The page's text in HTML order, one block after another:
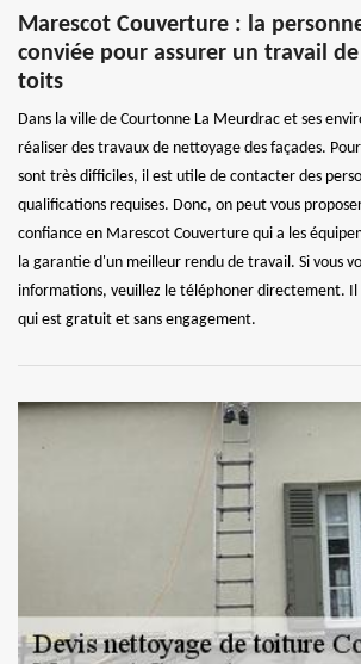
Marescot Couverture : la
conviée pour assurer un travail
toits
Dans la ville de Courtonne La Meurdrac et ses
réaliser des travaux de nettoyage des façades.
sont très difficiles, il est utile de contacter des
qualifications requises. Donc, on peut vous
confiance en Marescot Couverture qui a les
la garantie d'un meilleur rendu de travail. Si vous
informations, veuillez le téléphoner directement. Il
qui est gratuit et sans engagement.